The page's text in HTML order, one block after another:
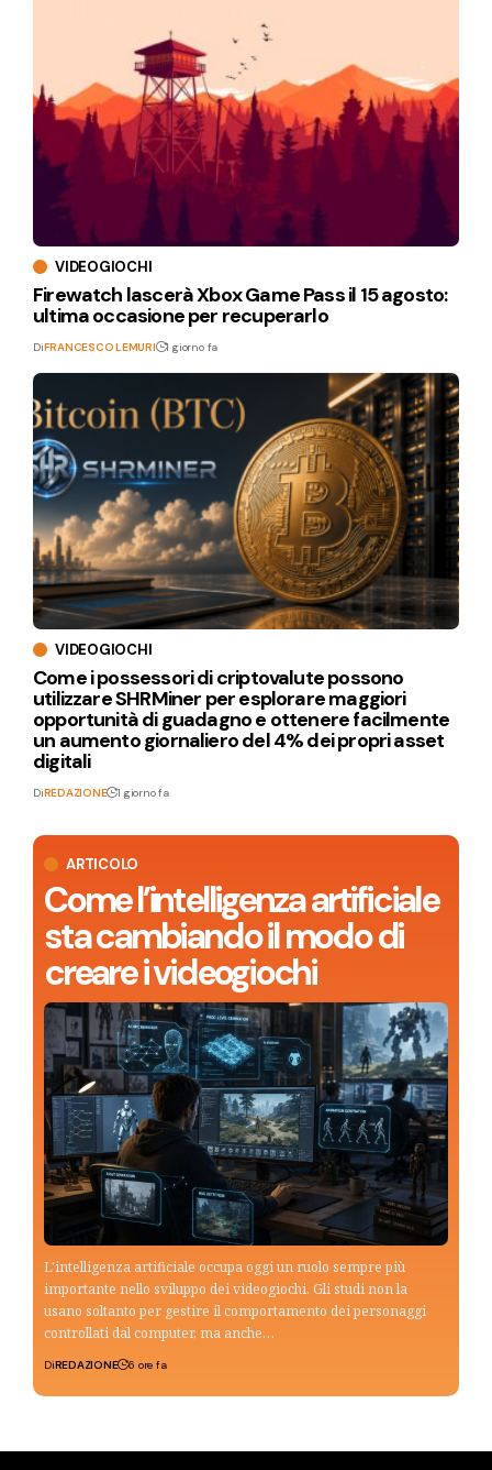
ARTICOLO
Come l’intelligenza artificiale
sta cambiando il modo di
creare i videogiochi
L'intelligenza artificiale occupa oggi un ruolo sempre più
importante nello sviluppo dei videogiochi. Gli studi non la
usano soltanto per gestire il comportamento dei personaggi
controllati dal computer, ma anche…
DiREDAZIONE 6 ore fa
VIDEOGIOCHI
Firewatch lascerà Xbox Game Pass il 15 agosto:
ultima occasione per recuperarlo
DiFRANCESCO LEMURI 1 giorno fa
VIDEOGIOCHI
Come i possessori di criptovalute possono
utilizzare SHRMiner per esplorare maggiori
opportunità di guadagno e ottenere facilmente
un aumento giornaliero del 4% dei propri asset
digitali
DiREDAZIONE 1 giorno fa